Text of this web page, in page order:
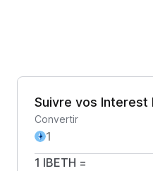
Suivre vos Interest
Convertir
1 IBETH =